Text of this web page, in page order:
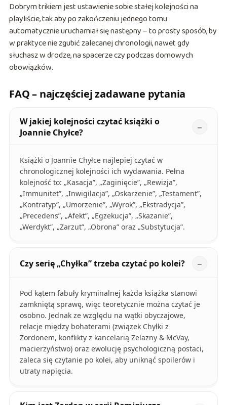
Dobrym trikiem jest ustawienie sobie stałej kolejności na
playliście, tak aby po zakończeniu jednego tomu
automatycznie uruchamiał się następny – to prosty sposób, by
w praktyce nie zgubić zalecanej chronologii, nawet gdy
słuchasz w drodze, na spacerze czy podczas domowych
obowiązków.
FAQ – najczęściej zadawane pytania
W jakiej kolejności czytać książki o
Joannie Chyłce?
Książki o Joannie Chyłce najlepiej czytać w
chronologicznej kolejności ich wydawania. Pełna
kolejność to: „Kasacja”, „Zaginięcie”, „Rewizja”,
„Immunitet”, „Inwigilacja”, „Oskarżenie”, „Testament”,
„Kontratyp”, „Umorzenie”, „Wyrok”, „Ekstradycja”,
„Precedens”, „Afekt”, „Egzekucja”, „Skazanie”,
„Werdykt”, „Zarzut”, „Obrona” oraz „Substytucja”.
Czy serię „Chyłka” trzeba czytać po kolei?
Pod kątem fabuły kryminalnej każda książka stanowi
zamkniętą sprawę, więc teoretycznie można czytać je
osobno. Jednak ze względu na wątki obyczajowe,
relacje między bohaterami (związek Chyłki z
Zordonem, konflikty z kancelarią Żelazny & McVay,
macierzyństwo) oraz ewolucję psychologiczną postaci,
zaleca się czytanie po kolei, aby uniknąć spoilerów i
utraty napięcia.